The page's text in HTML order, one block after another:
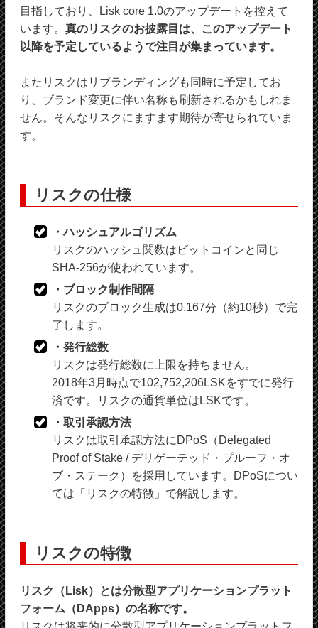
目指しており、Lisk core 1.0のアップデートを控えて
います。 真のリスクのお披露目は、このアップデート
以降を予定しているようで注目が集まっています。
またリスクはリブランディングも同時に予定してお
り、ブランド変更に伴い名称も刷新されるかもしれま
せん。そんなリスクにますます期待が寄せられていま
す。
リスクの仕様
・ハッシュアルゴリズム
リスクのハッシュ関数はビットコインと同じ
SHA-256が使われています。
・ブロック制作間隔
リスクのブロック生成は0.167分（約10秒）で完
了します。
・発行総数
リスクは発行総数に上限を持ちません。
2018年3月時点で102,752,206LSKをすでに発行
済です。リスクの通貨単位はLSKです。
・取引承認方法
リスクは取引承認方法にDPoS（Delegated
Proof of Stake / デリゲーテッド・プルーフ・オ
ブ・ステーク）を採用しています。DPoSについ
ては「リスクの特徴」で解説します。
リスクの特徴
リスク（Lisk）とは分散型アプリケーションプラット
フォーム（DApps）の名称です。